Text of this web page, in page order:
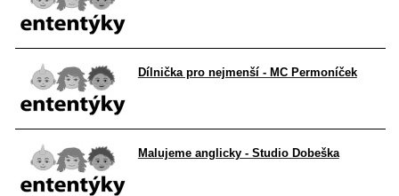
Dílnička pro nejmenší - MC Permoníček
Malujeme anglicky - Studio Dobeška